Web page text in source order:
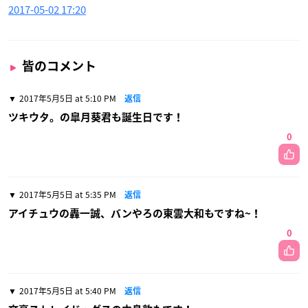
2017-05-02 17:20
皆のコメント
2017年5月5日 at 5:10 PM 返信
ツキウタ。の皐月葵君も誕生日です！
0
2017年5月5日 at 5:35 PM 返信
アイチュウの轟一誠、バンやろの東雲大和もですね~！
0
2017年5月5日 at 5:40 PM 返信